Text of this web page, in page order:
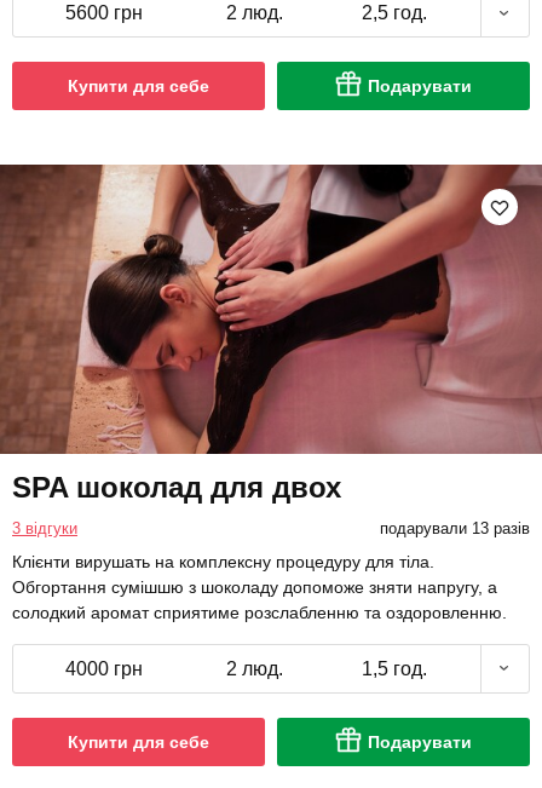
5600 грн 2 люд. 2,5 год.
Купити для себе Подарувати
SPA шоколад для двох
3 відгуки подарували 13 разів
Клієнти вирушать на комплексну процедуру для тіла.
Обгортання сумішшю з шоколаду допоможе зняти напругу, а
солодкий аромат сприятиме розслабленню та оздоровленню.
4000 грн 2 люд. 1,5 год.
Купити для себе Подарувати